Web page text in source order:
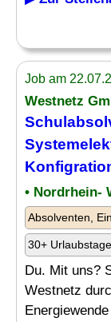
Job am
Westnetz
• Nordrhein-
Absolventen,
30+ Urlaubstage
Du. Mit uns?
Westnetz